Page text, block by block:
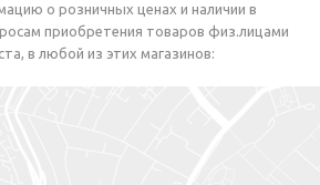
о розничных ценах и наличии в
приобретения товаров физ.лицами
в любой из этих магазинов: